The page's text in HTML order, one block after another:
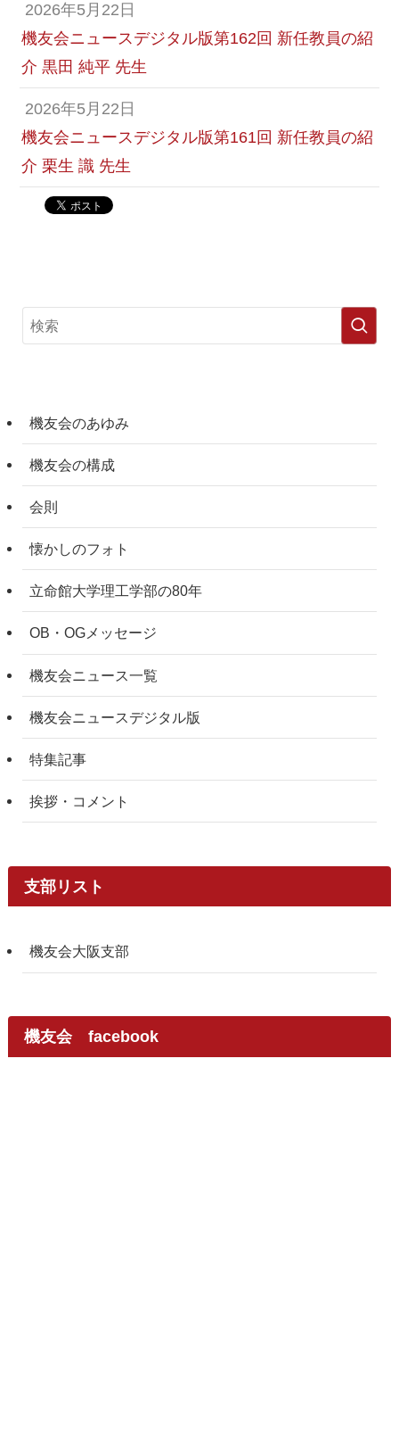
2026年5月22日
機友会ニュースデジタル版第162回 新任教員の紹
介 黒田 純平 先生
2026年5月22日
機友会ニュースデジタル版第161回 新任教員の紹
介 栗生 識 先生
機友会のあゆみ
機友会の構成
会則
懐かしのフォト
立命館大学理工学部の80年
OB・OGメッセージ
機友会ニュース一覧
機友会ニュースデジタル版
特集記事
挨拶・コメント
支部リスト
機友会大阪支部
機友会 facebook